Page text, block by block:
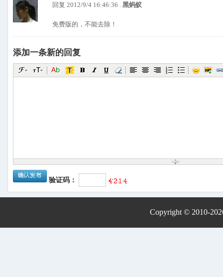
回复 2012/9/4 16:46:36 .黑蚂蚁
免费版的，不能去除！
添加一条新的回复
验证码：
Copyright © 2010-